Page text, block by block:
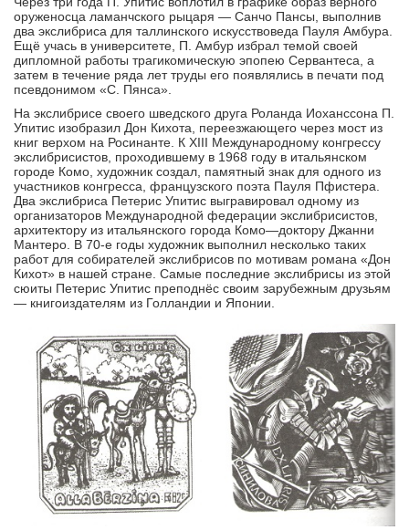
оруженосца ламанчского рыцаря — Санчо Пансы, выполнив
два экслибриса для таллинского искусствоведа Пауля Амбура.
Ещё учась в университете, П. Амбур избрал темой своей
дипломной работы трагикомическую эпопею Сервантеса, а
затем в течение ряда лет труды его появлялись в печати под
псевдонимом «С. Пянса».
На экслибрисе своего шведского друга Роланда Иоханссона П.
Упитис изобразил Дон Кихота, переезжающего через мост из
книг верхом на Росинанте. К XIII Международному конгрессу
экслибрисистов, проходившему в 1968 году в итальянском
городе Комо, художник создал, памятный знак для одного из
участников конгресса, французского поэта Пауля Пфистера.
Два экслибриса Петерис Упитис выгравировал одному из
организаторов Международной федерации экслибрисистов,
архитектору из итальянского города Комо—доктору Джанни
Мантеро. В 70-е годы художник выполнил несколько таких
работ для собирателей экслибрисов по мотивам романа «Дон
Кихот» в нашей стране. Самые последние экслибрисы из этой
сюиты Петерис Упитис преподнёс своим зарубежным друзьям
— книгоиздателям из Голландии и Японии.